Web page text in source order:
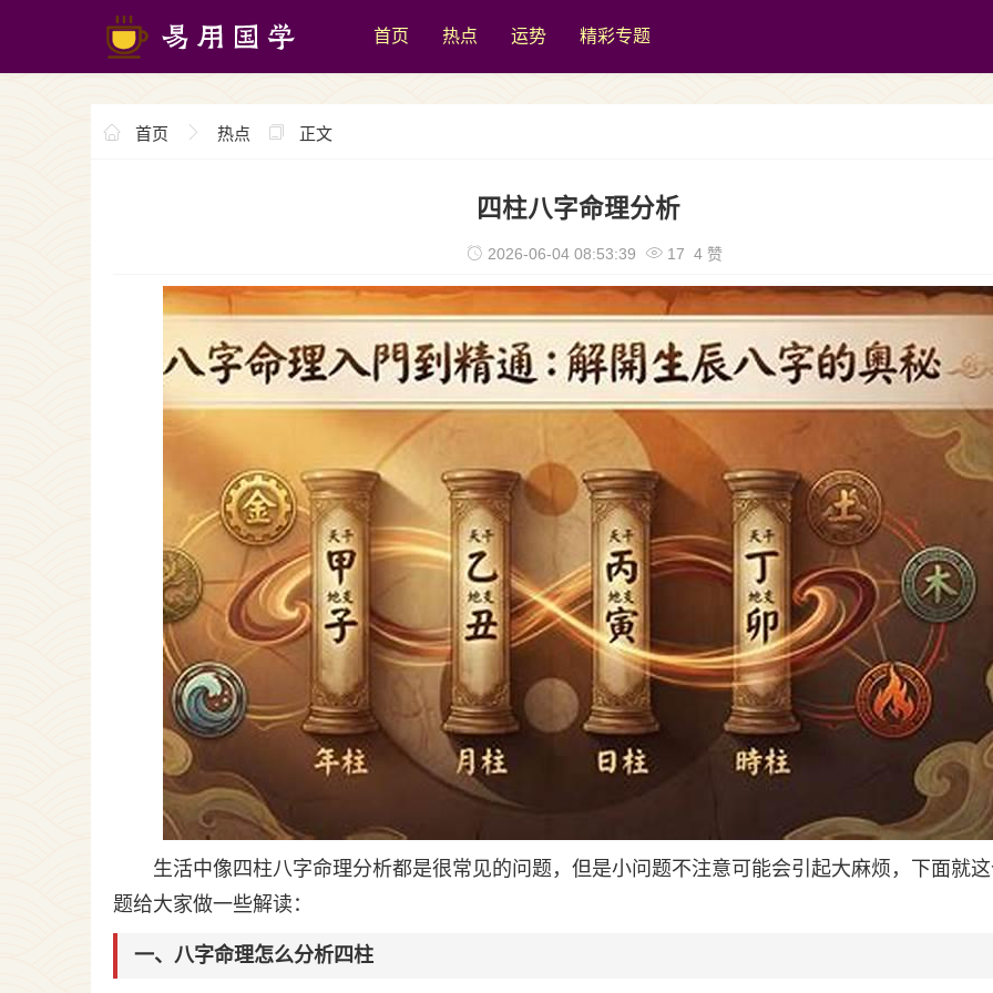
首页 热点 运势 精彩专题
首页 热点 正文
四柱八字命理分析
2026-06-04 08:53:39 17 4 赞
生活中像四柱八字命理分析都是很常见的问题，但是小问题不注意可能会引起大麻烦，下面就
题给大家做一些解读：
一、八字命理怎么分析四柱